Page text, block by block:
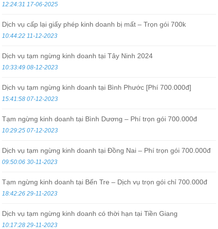
12:24:31 17-06-2025
Dịch vụ cấp lại giấy phép kinh doanh bị mất – Trọn gói 700k
10:44:22 11-12-2023
Dịch vụ tạm ngừng kinh doanh tại Tây Ninh 2024
10:33:49 08-12-2023
Dịch vụ tạm ngừng kinh doanh tại Bình Phước [Phí 700.000đ]
15:41:58 07-12-2023
Tạm ngừng kinh doanh tại Bình Dương – Phí trọn gói 700.000đ
10:29:25 07-12-2023
Dịch vụ tạm ngừng kinh doanh tại Đồng Nai – Phí trọn gói 700.000đ
09:50:06 30-11-2023
Tạm ngừng kinh doanh tại Bến Tre – Dịch vụ trọn gói chỉ 700.000đ
18:42:26 29-11-2023
Dịch vụ tạm ngừng kinh doanh có thời hạn tại Tiền Giang
10:17:28 29-11-2023